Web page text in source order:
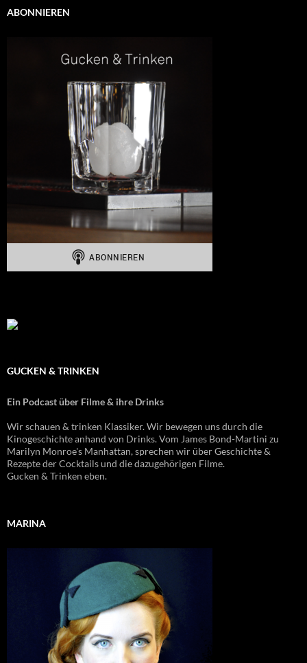
ABONNIEREN
GUCKEN & TRINKEN
Ein Podcast über Filme & ihre Drinks
Wir schauen & trinken Klassiker. Wir bewegen uns durch die
Kinogeschichte anhand von Drinks. Vom James Bond-Martini zu
Marilyn Monroe's Manhattan, sprechen wir über Geschichte &
Rezepte der Cocktails und die dazugehörigen Filme.
Gucken & Trinken eben.
MARINA